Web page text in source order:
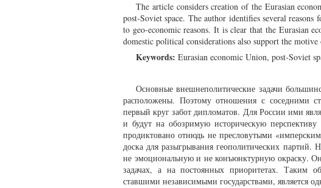
The article considers creation of the Eurasian
post-Soviet space. The author identifies several
to geo-economic reasons. It is clear that the Eurasian
domestic political considerations also support the
Keywords: Eurasian economic Union, post-Soviet
Основные внешнеполитические задачи
расположены. Поэтому отношения с соседними
первый круг забот дипломатов. Для России ими
и будут на обозримую историческую
продиктовано отнюдь не пресловутыми
доска для разыгрывания геополитических
не эмоциональную и не конъюнктурную окраску.
задачах, а на постоянных приоритетах. Таким
ставшими независимыми государствами, является